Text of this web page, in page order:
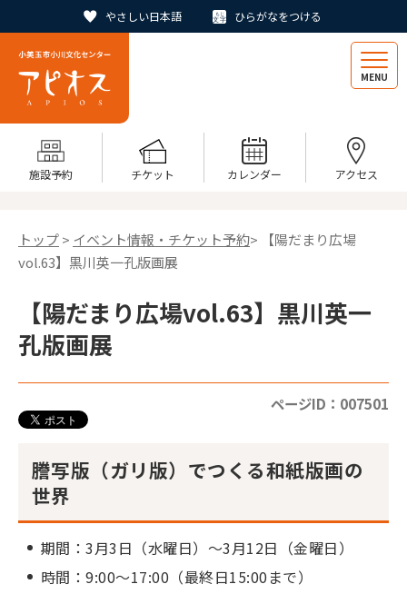
やさしい日本語 ひらがなをつける
MENU
施設予約 チケット カレンダー アクセス
トップ> イベント情報・チケット予約> 【陽だまり広場
vol.63】黒川英一孔版画展
【陽だまり広場vol.63】黒川英一
孔版画展
ページID：007501
謄写版（ガリ版）でつくる和紙版画の
世界
期間：3月3日（水曜日）～3月12日（金曜日）
時間：9:00～17:00（最終日15:00まで）